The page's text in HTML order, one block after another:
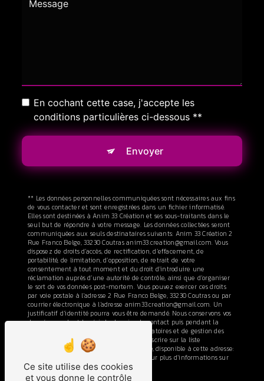
En cochant cette case, j'accepte les
conditions particulières ci-dessous **
Envoyer
** Les données personnelles communiquées sont nécessaires aux fins
de vous contacter et sont enregistrées dans un fichier informatisé.
Elles sont destinées à Anim 33 Création et ses sous-traitants dans le
seul but de répondre à votre message. Les données collectées seront
communiquées aux seuls destinataires suivants: Anim 33 Création 2
Rue Franco Belge, 33230 Coutras anim33.creation@gmail.com. Vous
disposez de droits d’accès, de rectification, d’effacement, de
portabilité, de limitation, d’opposition, de retrait de votre
consentement à tout moment et du droit d’introduire une
réclamation auprès d’une autorité de contrôle, ainsi que d’organiser
le sort de vos données post-mortem. Vous pouvez exercer ces droits
par voie postale à l'adresse 2 Rue Franco Belge, 33230 Coutras ou par
courrier électronique à l'adresse anim33.creation@gmail.com. Un
justificatif d'identité pourra vous être demandé. Nous conservons vos
données pendant la période de prise de contact puis pendant la
durée de prescription légale aux fins probatoires et de gestion des
contentieux. Vous avez le droit de vous inscrire sur la liste
d'opposition au démarchage téléphonique, disponible à cette adresse:
. Consultez le site cnil.fr pour plus d’informations sur
vos droits.
Ce site utilise des cookies
et vous donne le contrôle